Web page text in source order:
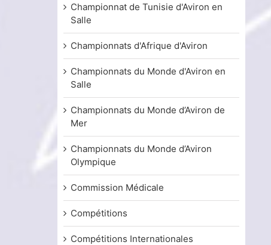
Championnat de Tunisie d'Aviron en
Salle
Championnats d'Afrique d'Aviron
Championnats du Monde d'Aviron en
Salle
Championnats du Monde d’Aviron de
Mer
Championnats du Monde d’Aviron
Olympique
Commission Médicale
Compétitions
Compétitions Internationales